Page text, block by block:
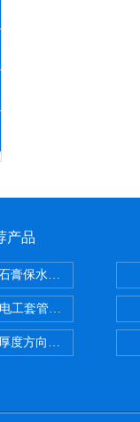
产品
膏保水率测定仪粉刷
工套管恒温水浴管材
度方向性钢板拉伸试验